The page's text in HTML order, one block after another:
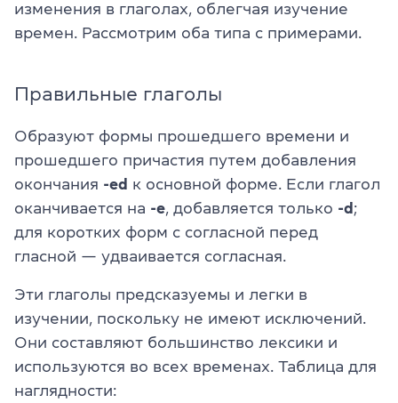
изменения в глаголах, облегчая изучение
времен. Рассмотрим оба типа с примерами.
Правильные глаголы
Образуют формы прошедшего времени и
прошедшего причастия путем добавления
окончания -ed к основной форме. Если глагол
оканчивается на -e, добавляется только -d ;
для коротких форм с согласной перед
гласной — удваивается согласная.
Эти глаголы предсказуемы и легки в
изучении, поскольку не имеют исключений.
Они составляют большинство лексики и
используются во всех временах. Таблица для
наглядности: